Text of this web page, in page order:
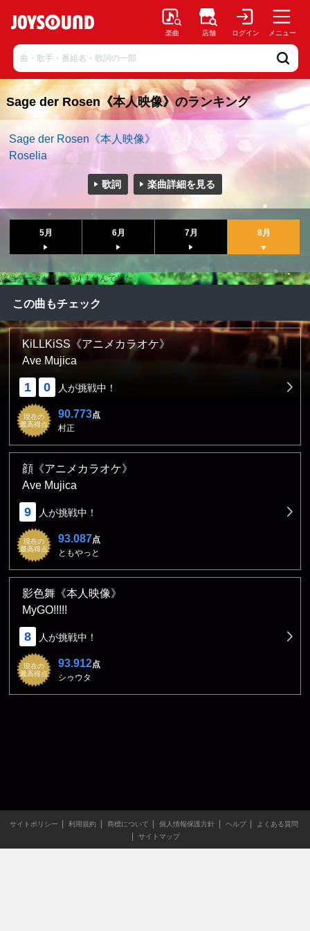
楽曲 店舗 ログイン メニュー
Sage der Rosen《本人映像》のランキング
Sage der Rosen《本人映像》
Roselia
歌詞 楽曲詳細を見る
5月 6月 7月 8月
該当データが見つかりませんでした。
この曲もチェック
KiLLKiSS《アニメカラオケ》
Ave Mujica
1 0 人が挑戦中！
現在の
最高得点
90.773点
村正
顔《アニメカラオケ》
Ave Mujica
9 人が挑戦中！
現在の
最高得点
93.087点
ともやっと
影色舞《本人映像》
MyGO!!!!!
8 人が挑戦中！
現在の
最高得点
93.912点
シゥウタ
サイトポリシー 利用規約 商標について 個人情報保護方針 ヘルプ
よくある質問
サイトマップ